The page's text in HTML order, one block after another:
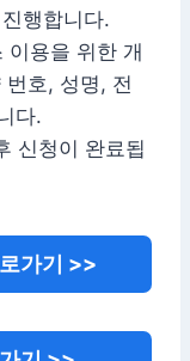
행합니다.
이용을 위한 개
호, 성명, 전
다.
신청이 완료됩
가기 >>